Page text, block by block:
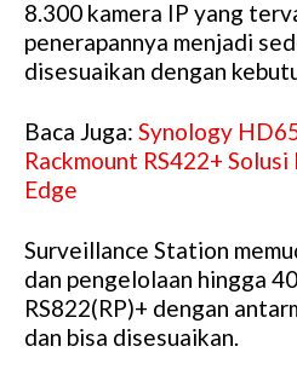
8.300 kamera IP yang
penerapannya menjadi
disesuaikan dengan
Baca Juga: Synology
Rackmount RS422+
Edge
Surveillance Station
dan pengelolaan hingga
RS822(RP)+ dengan
dan bisa disesuaikan.